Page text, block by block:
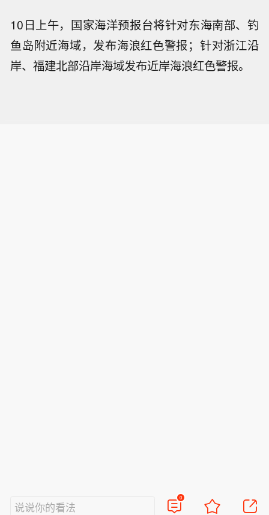
10日上午，国家海洋预报台将针对东海南部、钓
鱼岛附近海域，发布海浪红色警报；针对浙江沿
岸、福建北部沿岸海域发布近岸海浪红色警报。
说说你的看法
0